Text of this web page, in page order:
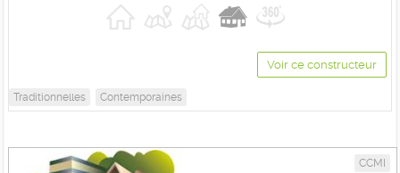
Voir ce constructeur
Traditionnelles Contemporaines
CCMI